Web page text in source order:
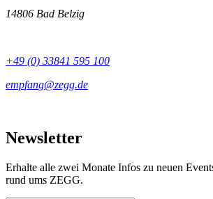
14806 Bad Belzig
+49 (0) 33841 595 100
Newsletter
Erhalte alle zwei Monate Infos zu neuen
rund ums ZEGG.